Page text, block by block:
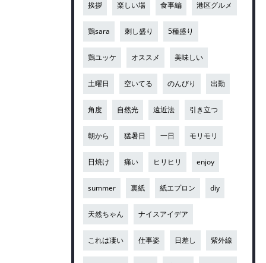
挨拶 楽しい場 食事編 港区グルメ
鶏sara 刺し盛り 5種盛り
鶏ユッケ オススメ 美味しい
土曜日 空いてる のんびり 出勤
角度 自然光 遠近法 引き立つ
朝から 猛暑日 一日 モリモリ
日焼け 痛い ヒリヒリ enjoy
summer 裏紙 紙エプロン diy
天然ちゃん ナイスアイデア
これは凄い 仕事姿 日差し 紫外線